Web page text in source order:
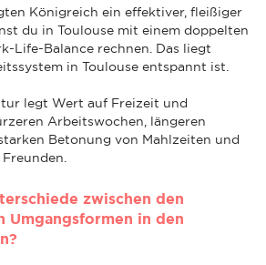
Königreich ein effektiver, fleißiger
du in Toulouse mit einem doppelten
Life-Balance rechnen. Das liegt
in Toulouse entspannt ist.
legt Wert auf Freizeit und
Arbeitswochen, längeren
Betonung von Mahlzeiten und
zwischen den
Umgangsformen in den